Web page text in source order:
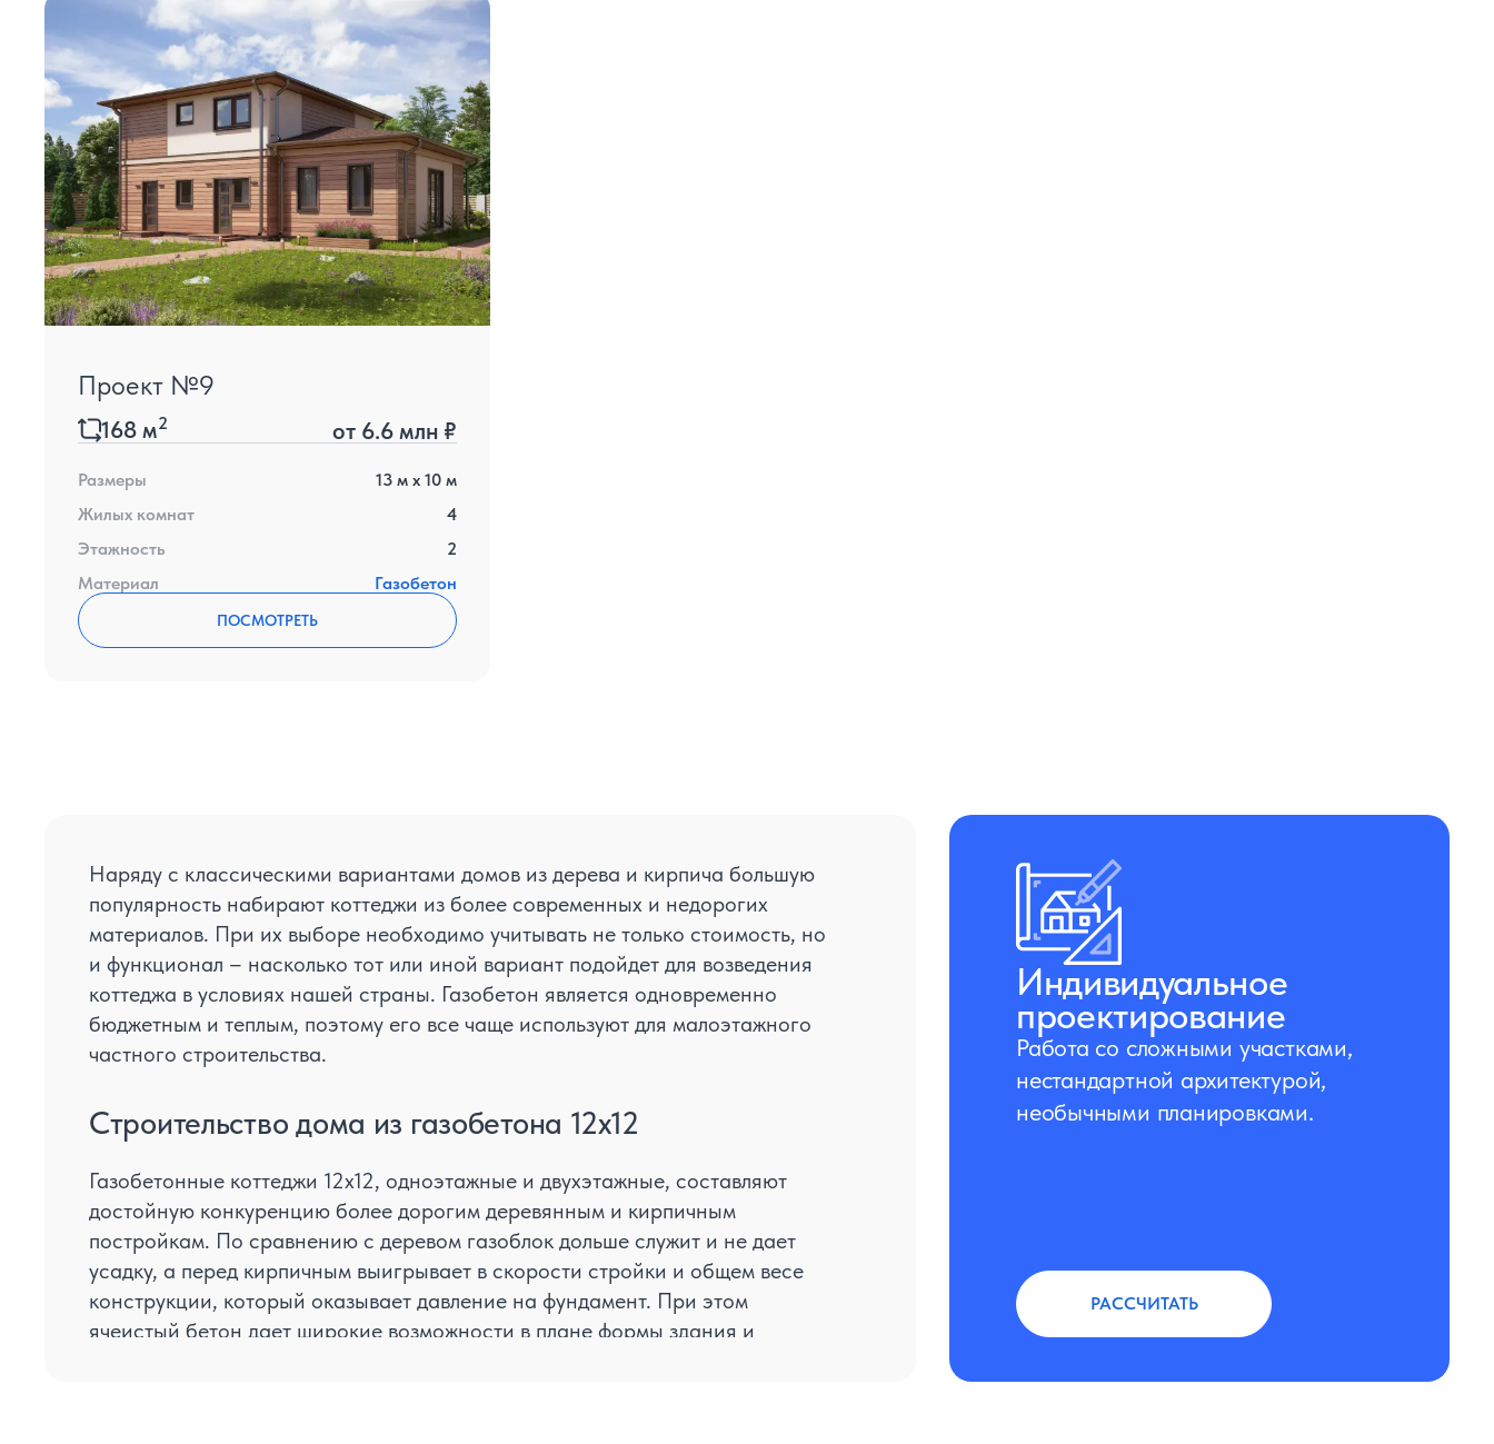
Проект №9
168 м2 от 6.6 млн ₽
Размеры 13 м x10 м
Жилых комнат
4
Этажность
2
Материал
Газобетон
ПОСМОТРЕТЬ
Наряду с классическими вариантами домов из дерева и кирпича большую
популярность набирают коттеджи из более современных и недорогих
материалов. При их выборе необходимо учитывать не только стоимость, но
и функционал – насколько тот или иной вариант подойдет для возведения
коттеджа в условиях нашей страны. Газобетон является одновременно
бюджетным и теплым, поэтому его все чаще используют для малоэтажного
частного строительства.
Строительство дома из газобетона 12x12
Газобетонные коттеджи 12x12, одноэтажные и двухэтажные, составляют
достойную конкуренцию более дорогим деревянным и кирпичным
постройкам. По сравнению с деревом газоблок дольше служит и не дает
усадку, а перед кирпичным выигрывает в скорости стройки и общем весе
конструкции, который оказывает давление на фундамент. При этом
ячеистый бетон дает широкие возможности в плане формы здания и
Индивидуальное
проектирование
Работа со сложными участками,
нестандартной архитектурой,
необычными планировками.
РАССЧИТАТЬ